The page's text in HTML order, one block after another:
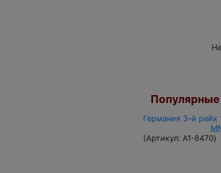
Германия 3-й рейх
(Артикул: A1-8470)